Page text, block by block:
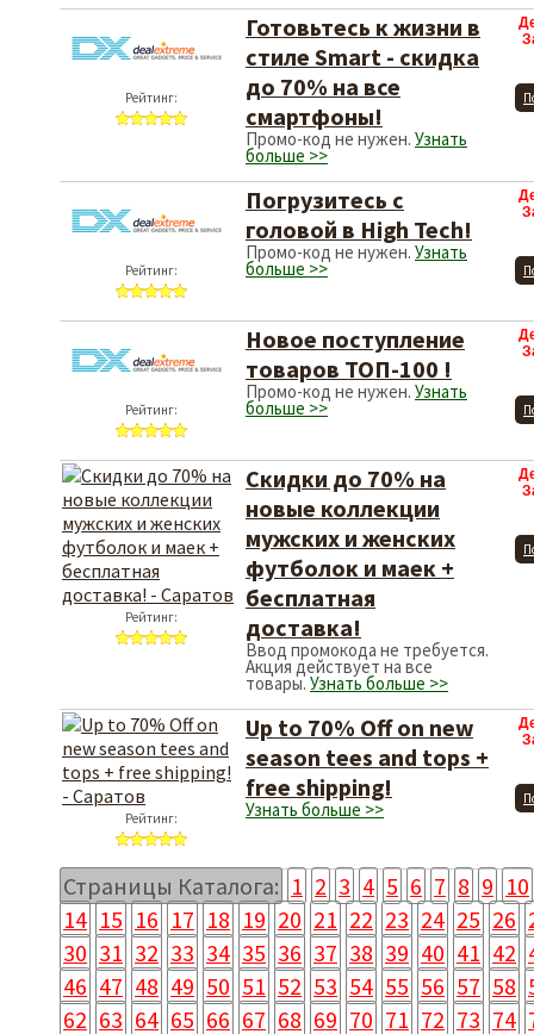
Рейтинг:
Готовьтесь к жизни в
стиле Smart - скидка
до 70% на все
смартфоны!
Промо-код не нужен. Узнать
больше >>
Рейтинг:
Погрузитесь с
головой в High Tech!
Промо-код не нужен. Узнать
больше >>
Рейтинг:
Новое поступление
товаров ТОП-100 !
Промо-код не нужен. Узнать
больше >>
Рейтинг:
Скидки до 70% на
новые коллекции
мужских и женских
футболок и маек +
бесплатная
доставка!
Ввод промокода не требуется.
Акция действует на все
товары. Узнать больше >>
Рейтинг:
Up to 70% Off on new
season tees and tops +
free shipping!
Узнать больше >>
Страницы Каталога: 1 2 3 4 5 6 7 8 9 10
14 15 16 17 18 19 20 21 22 23 24 25 26
30 31 32 33 34 35 36 37 38 39 40 41 42
46 47 48 49 50 51 52 53 54 55 56 57 58
62 63 64 65 66 67 68 69 70 71 72 73 74